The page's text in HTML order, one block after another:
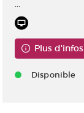
Plus d'infos
Disponible